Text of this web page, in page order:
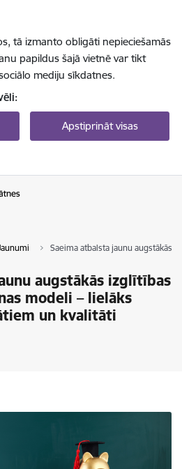
tā izmanto obligāti nepieciešamās
papildus šajā vietnē var tikt
mediju sīkdatnes.
Apstiprināt visas
Saeima atbalsta jaunu augstākās
augstākās izglītības
modeli – lielāks
un kvalitāti